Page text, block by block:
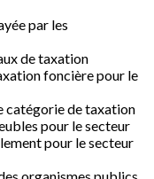
par les
de taxation
foncière pour le
catégorie de taxation
pour le secteur
pour le secteur